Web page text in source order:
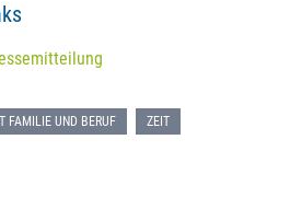
FAMILIE UND BERUF ZEIT